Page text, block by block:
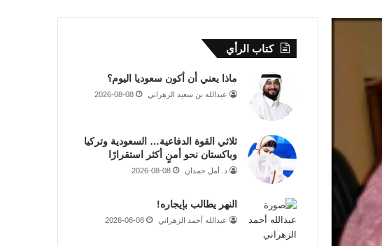
كتاب الرأي
ماذا يعني أن أكون سعوديا اليوم؟
عبدالله بن سعيد الزهراني 2026-08-08
ثلاثي القوة الدفاعية… السعودية وتركيا
وباكستان نحو أمنٍ أكثر استقرارًا
د. أمل حمدان 2026-08-08
النهر يطالب بإيجاره!
عبدالله أحمد الزهراني 2026-08-08